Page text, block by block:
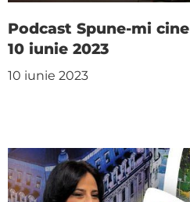
Podcast Spune-mi
10 iunie 2023
10 iunie 2023